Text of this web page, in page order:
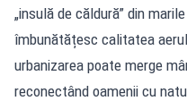
„insulă de căldură” din
îmbunătățesc calitatea
urbanizarea poate merge
reconectând oamenii cu